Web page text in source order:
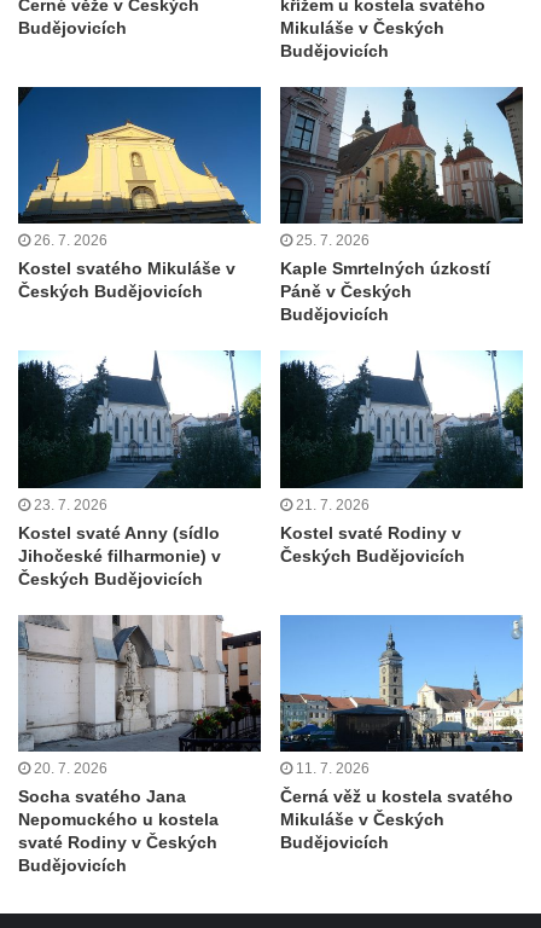
Kostel svatého Floriána v Podbradci
Kaple na západním okraji Ředhoště
Kostel svatého Jiljí v Ředhošti
Kaple severně od Ředhoště
Kostel Nanebevzetí Panny Marie v Horním
Jiřetíně
Kostel Nanebevzetí Panny Marie v
Postoloprtech
Hřbitovní kaple v Postoloprtech
Březně
Kaple svatého Antonína Paduánského na
návsi ve Vysokém Březně
Bývalá kaple svatých Jana a Pavla v
Nemilkově
Kaple svatého Jana Nepomuckého v Lišnici
Hřbitovní kaple v Chotyni
Kaple Čtrnácti svatých pomocníků v
Grabštejně
Hřbitovní kaple v Hrádku nad Nisou
Müllerova hrobka v Hrádku nad Nisou
Márnice na hřbitově ve Sněžné
Kostel Panny Marie Sněžné ve Sněžné
Kaple Nejsvětější Trojice ve Sněžné
Hřbitovní kaple v Horním Podluží
Kostel svaté Máří Magdalény v Božanově
Černé věže v Českých
Budějovicích
křížem u kostela svatého
Mikuláše v Českých
Budějovicích
26. 7. 2026
Kostel svatého Mikuláše v
Českých Budějovicích
25. 7. 2026
Kaple Smrtelných úzkostí
Páně v Českých
Budějovicích
23. 7. 2026
Kostel svaté Anny (sídlo
Jihočeské filharmonie) v
Českých Budějovicích
21. 7. 2026
Kostel svaté Rodiny v
Českých Budějovicích
20. 7. 2026
Socha svatého Jana
Nepomuckého u kostela
svaté Rodiny v Českých
Budějovicích
11. 7. 2026
Černá věž u kostela svatého
Mikuláše v Českých
Budějovicích